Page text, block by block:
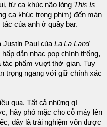
từ ca khúc não lòng This Is
ca khúc trong phim) đến màn
của anh ở quầy bar.
Justin Paul củaLa La Land
dẫn nhạc pop chính thống,
tác phẩm vượt thời gian. Tuy
trọng ngang với giữ chính xác
quá. Tất cả những gì
hãy phó mặc cho cỗ máy lên
đây là trải nghiệm vốn được